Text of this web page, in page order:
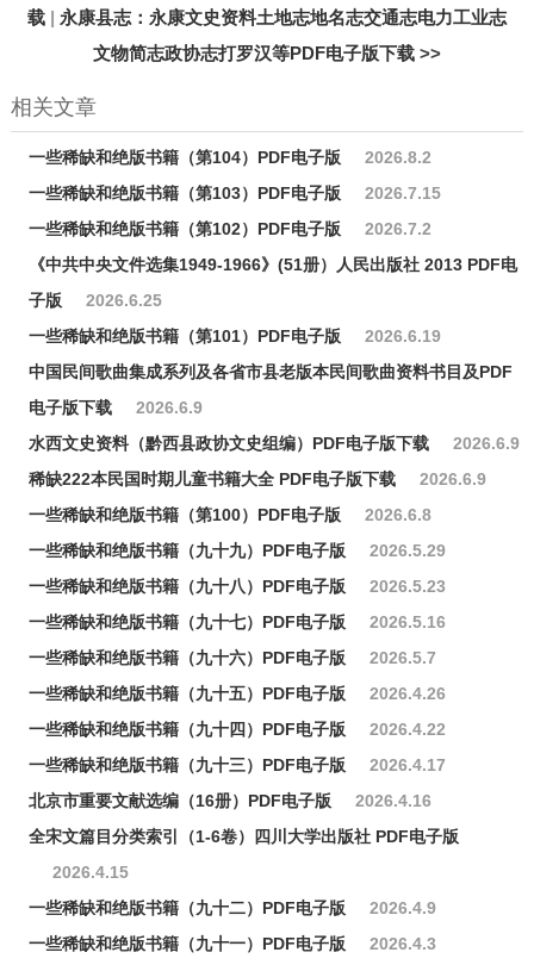
载 | 永康县志：永康文史资料土地志地名志交通志电力工业志
文物简志政协志打罗汉等PDF电子版下载>>
相关文章
一些稀缺和绝版书籍（第104）PDF电子版
2026.8.2
一些稀缺和绝版书籍（第103）PDF电子版
2026.7.15
一些稀缺和绝版书籍（第102）PDF电子版
2026.7.2
《中共中央文件选集1949-1966》(51册）人民出版社 2013 PDF电
子版
2026.6.25
一些稀缺和绝版书籍（第101）PDF电子版
2026.6.19
中国民间歌曲集成系列及各省市县老版本民间歌曲资料书目及PDF
电子版下载
2026.6.9
水西文史资料（黔西县政协文史组编）PDF电子版下载
2026.6.9
稀缺222本民国时期儿童书籍大全 PDF电子版下载
2026.6.9
一些稀缺和绝版书籍（第100）PDF电子版
2026.6.8
一些稀缺和绝版书籍（九十九）PDF电子版
2026.5.29
一些稀缺和绝版书籍（九十八）PDF电子版
2026.5.23
一些稀缺和绝版书籍（九十七）PDF电子版
2026.5.16
一些稀缺和绝版书籍（九十六）PDF电子版
2026.5.7
一些稀缺和绝版书籍（九十五）PDF电子版
2026.4.26
一些稀缺和绝版书籍（九十四）PDF电子版
2026.4.22
一些稀缺和绝版书籍（九十三）PDF电子版
2026.4.17
北京市重要文献选编（16册）PDF电子版
2026.4.16
全宋文篇目分类索引（1-6卷）四川大学出版社 PDF电子版
2026.4.15
一些稀缺和绝版书籍（九十二）PDF电子版
2026.4.9
一些稀缺和绝版书籍（九十一）PDF电子版
2026.4.3